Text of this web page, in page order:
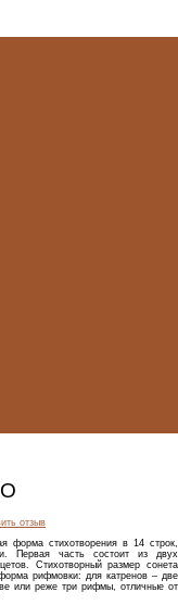
отзыв
форма стихотворения в 14 строк,
Первая часть состоит из двух
Стихотворный размер сонета
рифмовки: для катренов – две
или реже три рифмы, отличные от